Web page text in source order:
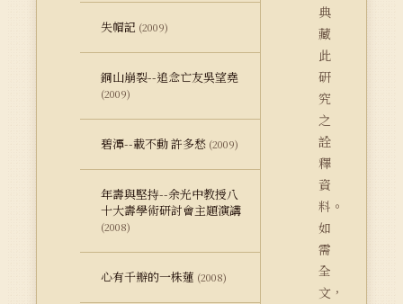
失帽記 (2009)
銅山崩裂--追念亡友吳望堯
(2009)
碧潭--載不動 許多愁 (2009)
年壽與堅持--余光中教授八
十大壽學術研討會主題演講
(2008)
心有千瓣的一株蓮 (2008)
典
藏
此
研
究
之
詮
釋
資
料。
如
需
全
文，